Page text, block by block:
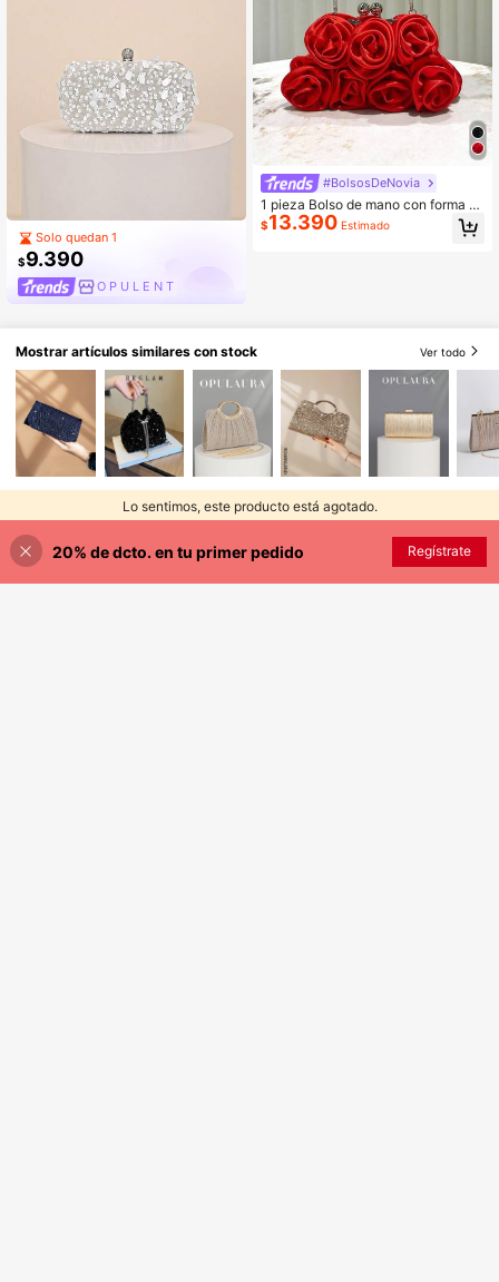
Solo quedan 1
$9.390
O P U L E N T
#BolsosDeNovia
1 pieza Bolso de mano con forma d
e rosa de tela retro, bolso de fiesta
elegante, bolso de hombro, bolso tip
$13.390 Estimado
Lo sentimos, este producto está agotado.
Mostrar artículos similares con stock Ver todo
AGOTADO
20% de dcto. en tu primer pedido Regístrate